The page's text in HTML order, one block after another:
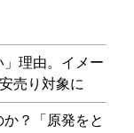
」理由。イメー
売り対象に
？「原発をと